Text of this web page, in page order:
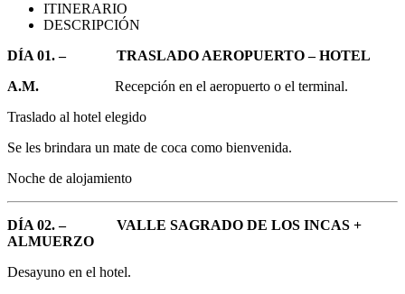
ITINERARIO
DESCRIPCIÓN
DÍA 01. – TRASLADO AEROPUERTO – HOTEL
A.M. Recepción en el aeropuerto o el terminal.
Traslado al hotel elegido
Se les brindara un mate de coca como bienvenida.
Noche de alojamiento
DÍA 02. – VALLE SAGRADO DE LOS INCAS +
ALMUERZO
Desayuno en el hotel.